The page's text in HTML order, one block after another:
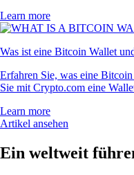
Learn more
Was ist eine Bitcoin Wallet
Erfahren Sie, was eine
Sie mit Crypto.com eine
Learn more
Artikel ansehen
Ein weltweit